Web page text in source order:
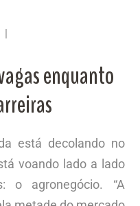
enquanto
está decolando no
voando lado a lado
o agronegócio. “A